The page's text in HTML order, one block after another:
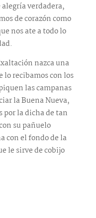
verdadera,
de corazón como
nos ate a todo lo
nazca una
lo recibamos con los
las campanas
la Buena Nueva,
por la dicha de tan
su pañuelo
con el fondo de la
le sirve de cobijo